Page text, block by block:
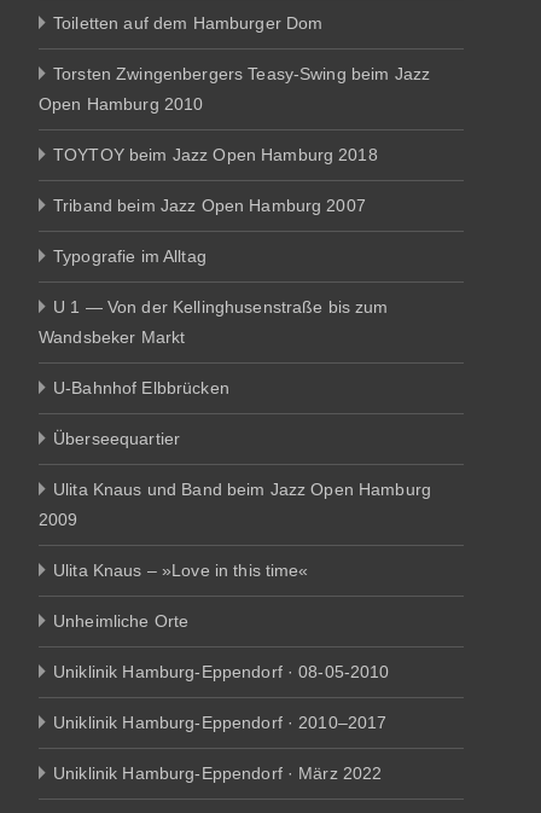
Toiletten auf dem Hamburger Dom
Torsten Zwingenbergers Teasy-Swing beim Jazz
Open Hamburg 2010
TOYTOY beim Jazz Open Hamburg 2018
Triband beim Jazz Open Hamburg 2007
Typografie im Alltag
U 1 — Von der Kellinghusenstraße bis zum
Wandsbeker Markt
U-Bahnhof Elbbrücken
Überseequartier
Ulita Knaus und Band beim Jazz Open Hamburg
2009
Ulita Knaus – »Love in this time«
Unheimliche Orte
Uniklinik Hamburg-Eppendorf · 08-05-2010
Uniklinik Hamburg-Eppendorf · 2010–2017
Uniklinik Hamburg-Eppendorf · März 2022